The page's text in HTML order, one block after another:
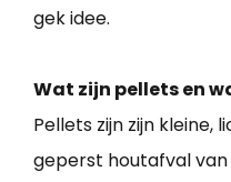
gek idee.
Wat zijn pellets en
Pellets zijn zijn kleine,
geperst houtafval